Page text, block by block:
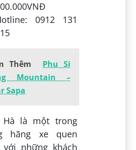
0912 131
Thêm
Phu Si
Mountain –
Sapa
Hà là một trong
hãng xe quen
với những khách